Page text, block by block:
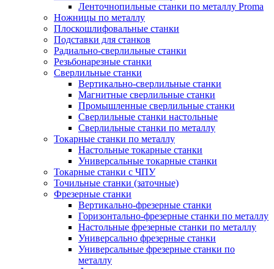
Ленточнопильные станки по металлу Proma
Ножницы по металлу
Плоскошлифовальные станки
Подставки для станков
Радиально-сверлильные станки
Резьбонарезные станки
Сверлильные станки
Вертикально-сверлильные станки
Магнитные сверлильные станки
Промышленные сверлильные станки
Сверлильные станки настольные
Сверлильные станки по металлу
Токарные станки по металлу
Настольные токарные станки
Универсальные токарные станки
Токарные станки с ЧПУ
Точильные станки (заточные)
Фрезерные станки
Вертикально-фрезерные станки
Горизонтально-фрезерные станки по металлу
Настольные фрезерные станки по металлу
Универсально фрезерные станки
Универсальные фрезерные станки по
металлу